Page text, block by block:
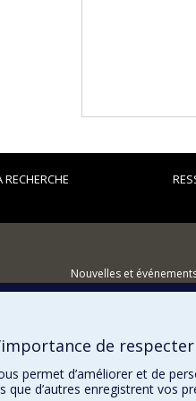
RECHERCHE
Nouvelles et
de
permet d’améliorer et de
que d’autres enregistrent vos